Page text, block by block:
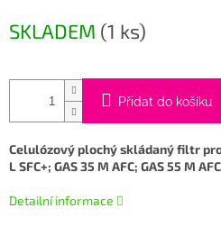
cena:
SKLADEM (1 ks)
Přidat do košíku
Celulózový plochý skládaný filtr pro
L SFC+; GAS 35 M AFC; GAS 55 M
Detailní informace